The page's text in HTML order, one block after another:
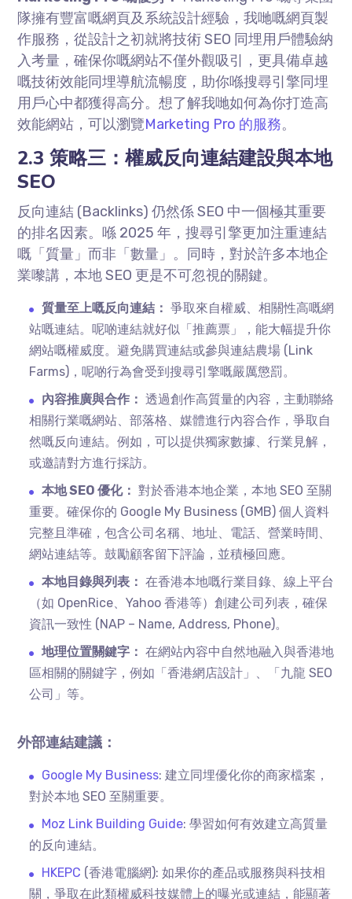
隊擁有豐富嘅網頁及系統設計經驗，我哋嘅網頁製
作服務，從設計之初就將技術 SEO 同埋用戶體驗納
入考量，確保你嘅網站不僅外觀吸引，更具備卓越
嘅技術效能同埋導航流暢度，助你喺搜尋引擎同埋
用戶心中都獲得高分。想了解我哋如何為你打造高
效能網站，可以瀏覽Marketing Pro 的服務。
2.3 策略三：權威反向連結建設與本地
SEO
反向連結 (Backlinks) 仍然係 SEO 中一個極其重要
的排名因素。喺 2025 年，搜尋引擎更加注重連結
嘅「質量」而非「數量」。同時，對於許多本地企
業嚟講，本地 SEO 更是不可忽視的關鍵。
質量至上嘅反向連結： 爭取來自權威、相關性高嘅網
站嘅連結。呢啲連結就好似「推薦票」，能大幅提升你
網站嘅權威度。避免購買連結或參與連結農場 (Link
Farms)，呢啲行為會受到搜尋引擎嘅嚴厲懲罰。
內容推廣與合作： 透過創作高質量的內容，主動聯絡
相關行業嘅網站、部落格、媒體進行內容合作，爭取自
然嘅反向連結。例如，可以提供獨家數據、行業見解，
或邀請對方進行採訪。
本地 SEO 優化： 對於香港本地企業，本地 SEO 至關
重要。確保你的 Google My Business (GMB) 個人資料
完整且準確，包含公司名稱、地址、電話、營業時間、
網站連結等。鼓勵顧客留下評論，並積極回應。
本地目錄與列表： 在香港本地嘅行業目錄、線上平台
（如 OpenRice、Yahoo 香港等）創建公司列表，確保
資訊一致性 (NAP – Name, Address, Phone)。
地理位置關鍵字： 在網站內容中自然地融入與香港地
區相關的關鍵字，例如「香港網店設計」、「九龍 SEO
公司」等。
外部連結建議：
Google My Business: 建立同埋優化你的商家檔案，
對於本地 SEO 至關重要。
Moz Link Building Guide: 學習如何有效建立高質量
的反向連結。
HKEPC (香港電腦網): 如果你的產品或服務與科技相
關，爭取在此類權威科技媒體上的曝光或連結，能顯著